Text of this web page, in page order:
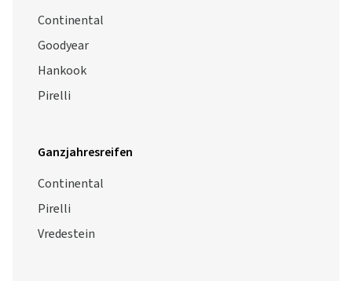
Continental
Goodyear
Hankook
Pirelli
Ganzjahresreifen
Continental
Pirelli
Vredestein